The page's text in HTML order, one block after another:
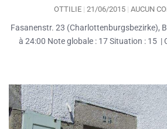
OTTILIE 21/06/2015 AUCUN
Fasanenstr. 23 (Charlottenburgsbezirke),
à 24:00 Note globale : 17 Situation : 15 |